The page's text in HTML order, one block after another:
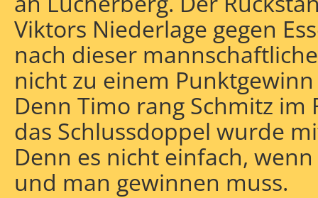
Viktors Niederlage gegen
nach dieser
nicht zu einem
Denn Timo rang Schmitz
das Schlussdoppel wurde
Denn es nicht einfach,
und man gewinnen muss.